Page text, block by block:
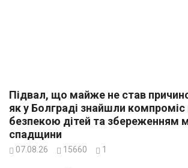
Підвал, що майже не став
як у Болграді знайшли
безпекою дітей та збереженням
спадщини
07.08.26 15660 1